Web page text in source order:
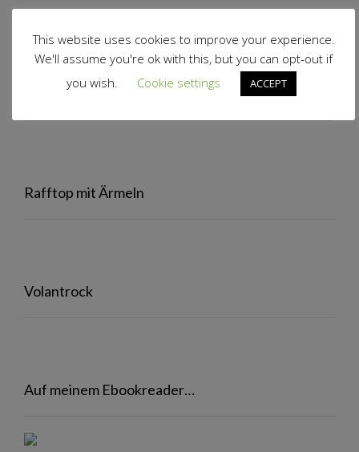
View Results
Polls Archive
Volantjacke
Rafftop mit Ärmeln
Volantrock
Auf meinem Ebookreader…
This website uses cookies to improve your experience.
We'll assume you're ok with this, but you can opt-out if
you wish.
Cookie settings ACCEPT